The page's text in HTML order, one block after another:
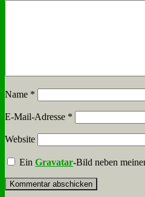
Name *
E-Mail-Adresse *
Website
EinGravatar-Bild neben